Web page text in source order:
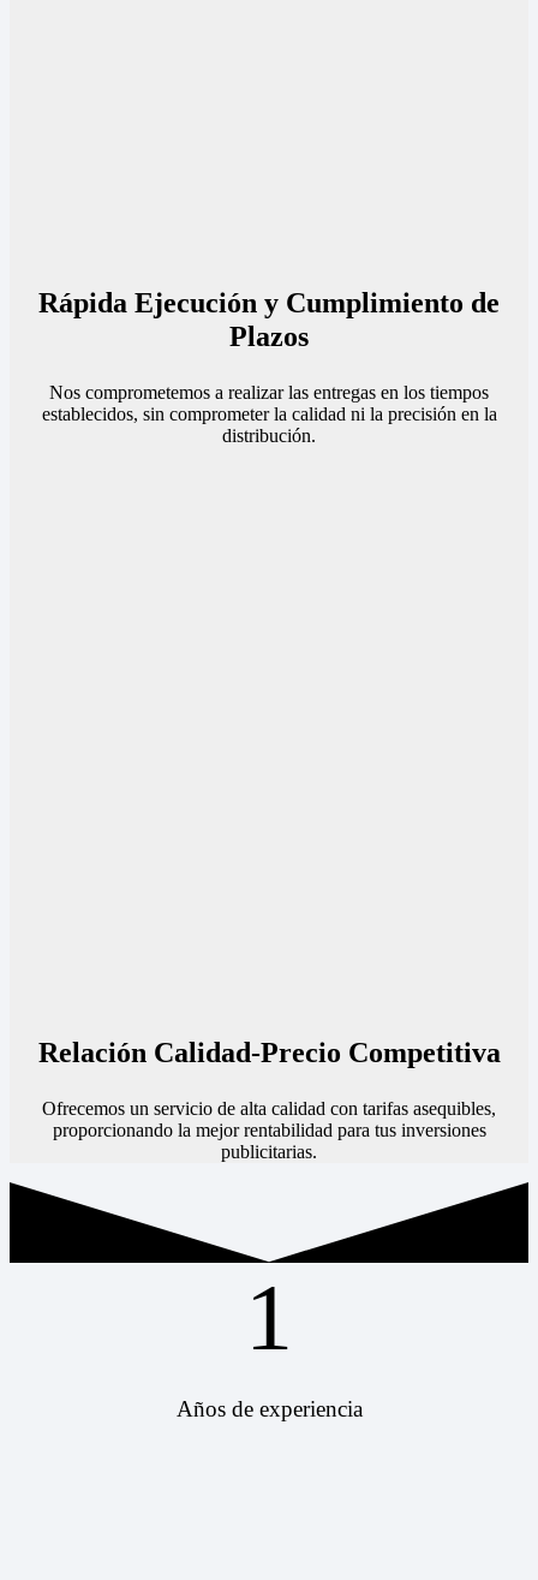
Rápida Ejecución y Cumplimiento de
Plazos
Nos comprometemos a realizar las entregas en los tiempos
establecidos, sin comprometer la calidad ni la precisión en la
distribución.
Relación Calidad-Precio Competitiva
Ofrecemos un servicio de alta calidad con tarifas asequibles,
proporcionando la mejor rentabilidad para tus inversiones
publicitarias.
1
Años de experiencia